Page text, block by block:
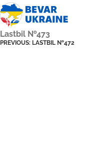
Lastbil №473
PREVIOUS: LASTBIL №472